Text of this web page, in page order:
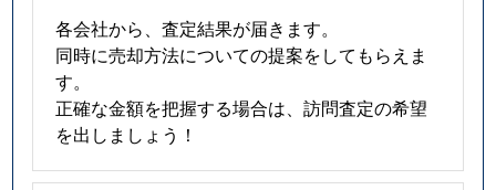
各会社から、査定結果が届きます。
同時に売却方法についての提案をしてもらえま
す。
正確な金額を把握する場合は、訪問査定の希望
を出しましょう！